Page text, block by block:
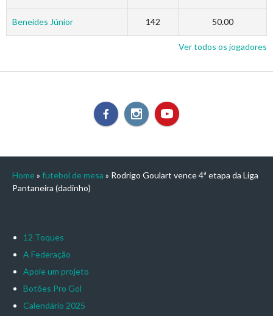
Beneides Júnior 142 50.00
Ver todos os jogadores
Home » futebol de mesa » Rodrigo Goulart vence 4ª etapa da Liga
Pantaneira (dadinho)
12 Toques
A Federação
Apoie um projeto
Botões Pro Gol
Calendário 2025